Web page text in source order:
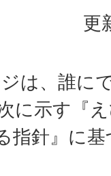
更
は、誰に
に示す『
指針』に